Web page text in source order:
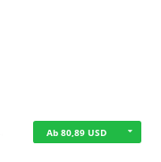
Ab 80,89 USD